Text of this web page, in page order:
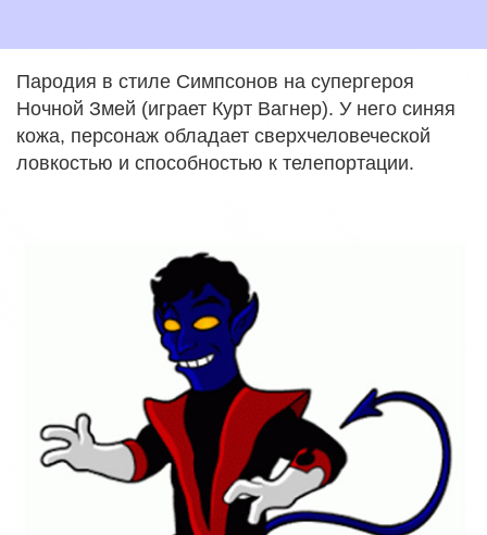
Пародия в стиле Симпсонов на супергероя
Ночной Змей (играет Курт Вагнер). У него синяя
кожа, персонаж обладает сверхчеловеческой
ловкостью и способностью к телепортации.